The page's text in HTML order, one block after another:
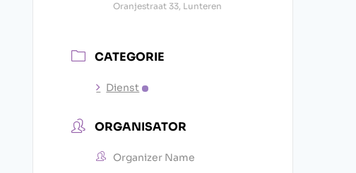
Oranjestraat 33, Lunteren
CATEGORIE
Dienst
ORGANISATOR
Organizer Name